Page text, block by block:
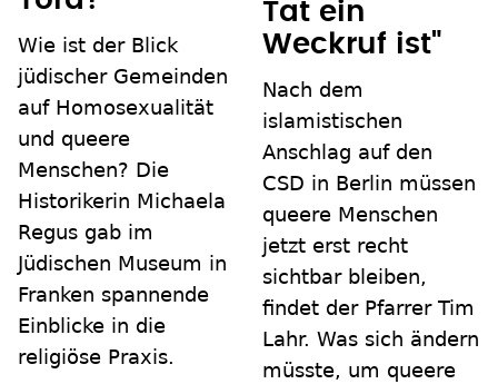
Wie ist der Blick
jüdischer Gemeinden
auf Homosexualität
und queere
Menschen? Die
Historikerin Michaela
Regus gab im
Jüdischen Museum in
Franken spannende
Einblicke in die
religiöse Praxis.
Tat ein
Weckruf ist"
Nach dem
islamistischen
Anschlag auf den
CSD in Berlin müssen
queere Menschen
jetzt erst recht
sichtbar bleiben,
findet der Pfarrer Tim
Lahr. Was sich ändern
müsste, um queere